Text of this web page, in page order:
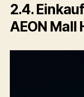
2.4.
AEON Mall